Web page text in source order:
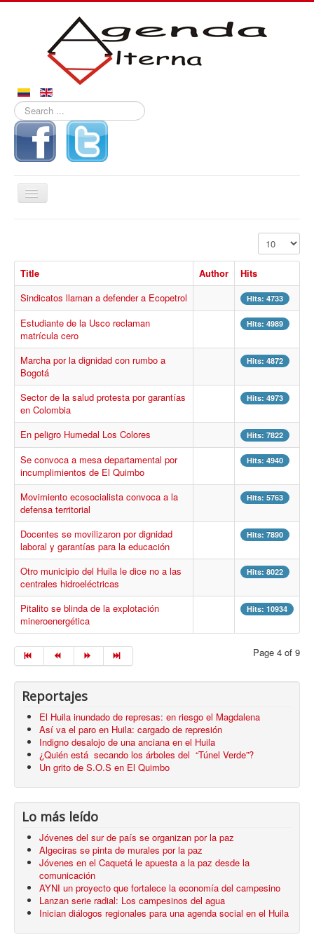
Search
...
Toggle
Navigation
Derechos
Reportajes
Procesos
Cultura
Región
Multimedia
La Agenda
Display #
Title Author
Hits
Sindicatos llaman a defender a Ecopetrol
Hits: 4733
Estudiante de la Usco reclaman
matrícula cero
Hits: 4989
Marcha por la dignidad con rumbo a
Bogotá
Hits: 4872
Sector de la salud protesta por garantías
en Colombia
Hits: 4973
En peligro Humedal Los Colores Hits: 7822
Se convoca a mesa departamental por
incumplimientos de El Quimbo
Hits: 4940
Movimiento ecosocialista convoca a la
defensa territorial
Hits: 5763
Docentes se movilizaron por dignidad
laboral y garantías para la educación
Hits: 7890
Otro municipio del Huila le dice no a las
centrales hidroeléctricas
Hits: 8022
Pitalito se blinda de la explotación
mineroenergética
Hits: 10934
Page 4 of 9
Reportajes
El Huila inundado de represas: en riesgo el Magdalena
Así va el paro en Huila: cargado de represión
Indigno desalojo de una anciana en el Huila
¿Quién está secando los árboles del “Túnel Verde”?
Un grito de S.O.S en El Quimbo
Lo más leído
Jóvenes del sur de país se organizan por la paz
Algeciras se pinta de murales por la paz
Jóvenes en el Caquetá le apuesta a la paz desde la
comunicación
AYNI un proyecto que fortalece la economía del campesino
Lanzan serie radial: Los campesinos del agua
Inician diálogos regionales para una agenda social en el Huila